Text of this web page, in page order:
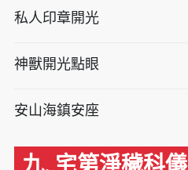
私人印章開光
神獸開光點眼
安山海鎮安座